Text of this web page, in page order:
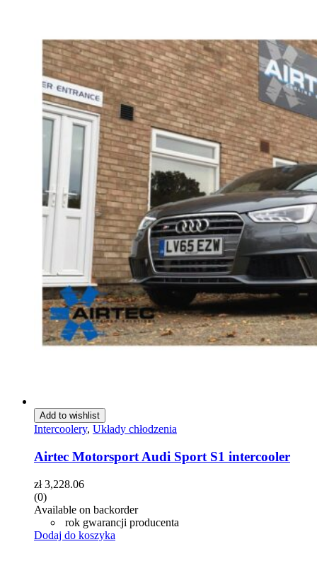
Add to wishlist
Intercoolery, Układy chłodzenia
Airtec Motorsport Audi Sport S1 intercooler
zł3,228.06
(0)
Available on backorder
rok gwarancji producenta
Dodaj do koszyka